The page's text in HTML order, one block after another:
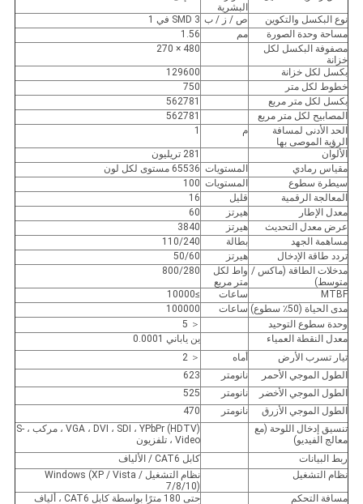
البشرية
نوع البكسل والتكوين ص / ز / ب SMD 3 في 1
مساحة وحدة الصورة
مم
1.56
مصفوفة البكسل لكل
خزانة
480 × 270
بكسل لكل خزانة
129600
خطوط لكل متر
750
بكسل لكل متر مربع
562781
المصابيح لكل متر مربع
562781
الحد الأدنى لمسافة
الرؤية الموصى بها
م 1
الألوان
281 تريليون
مقياس رمادي
المستويات 65536 مستوى لكل لون
سيطرة سطوع
المستويات 100
المعالجة الرقمية
قليل
16
معدل الإطار
هيرتز
60
عرض معدل التحديث
هيرتز
3840
مساهمة الجهد
بطالة
110/240
تردد طاقة الإدخال
هيرتز
50/60
مدخلات الطاقة (ماكس /
متوسط)
واط لكل
متر مربع
800/280
MTBF ساعات
≥10000
مدى الحياة (50٪ سطوع)
ساعات
100000
وحدة سطوع التوحيد
＜ 5
معدل النقطة العمياء
ين ياباني 0.0001
تيار تسرب الأرض
أماه
＜ 2
الطول الموجي الأحمر
نانومتر
623
الطول الموجي الأخضر
نانومتر
525
الطول الموجي الأزرق
نانومتر
470
تنسيق إدخال اللوحة (مع
معالج الفيديو)
VGA ، DVI ، SDI ، YPbPr (HDTV) ، مركب ، S-
Video ، تلفزيون
ربط البيانات
كابل CAT6 / الألياف
نظام التشغيل
نظام التشغيل Windows (XP / Vista /
7/8/10)
مسافة التحكم
حتى 180 مترًا بواسطة كابل CAT6 ، ألياف